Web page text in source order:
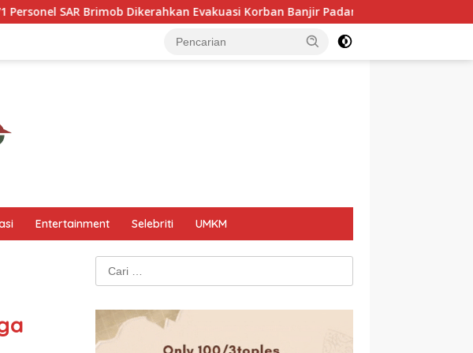
Evakuasi Korban Banjir Padang, Polri: Keselamatan Warga Prioritas Utama
Entertainment Selebriti UMKM